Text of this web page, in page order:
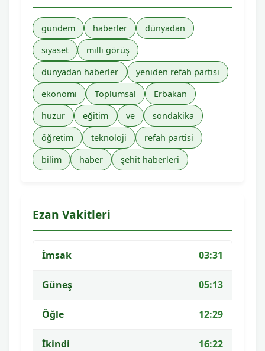
gündem haberler
dünyadan
siyaset
milli görüş
dünyadan haberler
yeniden refah partisi
ekonomi
Toplumsal
Erbakan
huzur
eğitim ve
sondakika
öğretim
teknoloji
refah partisi
bilim
haber şehit haberleri
Ezan Vakitleri
İmsak 03:31
Güneş 05:13
Öğle 12:29
İkindi 16:22